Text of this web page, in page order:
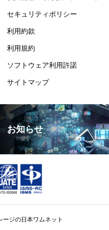
セキュリティポリシー
利用約款
利用規約
ソフトウェア利用許諾
サイトマップ
お知らせ
ジの日本ワムネット